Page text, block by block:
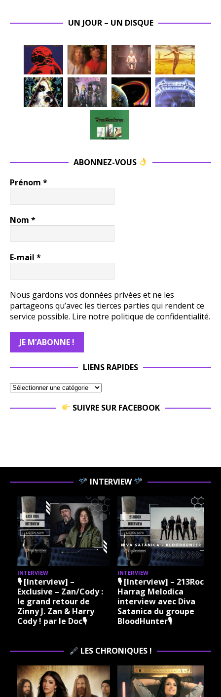
UN JOUR – UN DISQUE
ABONNEZ-VOUS
Prénom *
Nom *
E-mail *
Nous gardons vos données privées et ne les
partageons qu’avec les tierces parties qui rendent ce
service possible. Lire notre politique de confidentialité.
LIENS RAPIDES
SUIVRE SUR FACEBOOK
INTERVIEW
INTERVIEW
🎙 [Interview] –
Exclusive – Zan/Cody :
le grand retour de
Zinny J. Zan & Harry
Cody ! par le Doc🎙
INTERVIEW
🎙 [Interview] – 213Rock
Harrag Melodica
interview avec Diva
Satanica du groupe
BloodHunter🎙
LES CHRONIQUES !